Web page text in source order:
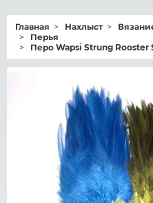
Главная Нахлыст
Перья
Перо Wapsi Strung Rooster